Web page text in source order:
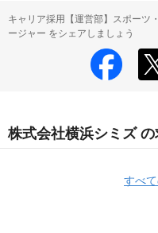
キャリア採用【運営部】スポーツ
ージャー をシェアしましょう
株式会社横浜シミズ の
すべ